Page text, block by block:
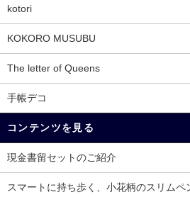
kotori
KOKORO MUSUBU
The letter of Queens
手帳デコ
コンテンツを見る
現金書留セットのご紹介
スマートに持ち歩く、小花柄のスリムペ